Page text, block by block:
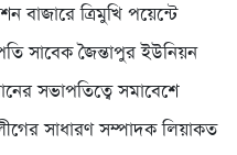
বাজারে ত্রিমুখি পয়েন্টে
সাবেক জৈন্তাপুর ইউনিয়ন
সভাপতিত্বে সমাবেশে
সাধারণ সম্পাদক লিয়াকত